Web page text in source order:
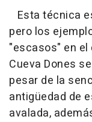
Esta técnica
pero los
"escasos" en
Cueva Dones
pesar de la
antigüedad de
avalada,